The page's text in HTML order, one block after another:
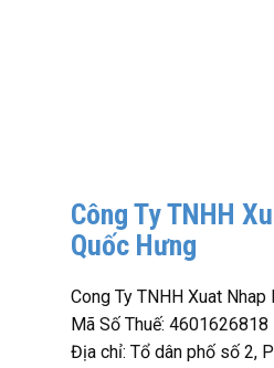
Công Ty TNHH
Quốc Hưng
Cong Ty TNHH Xuat Nhap
Mã Số Thuế: 4601626818
Địa chỉ: Tổ dân phố số 2,